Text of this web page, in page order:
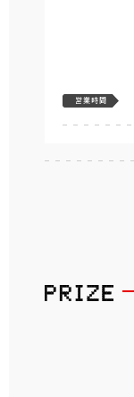
営業時間